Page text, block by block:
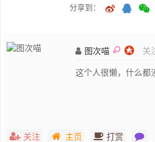
分享到：
图次喵 关
这个人很懒，什么都
关注 主页 打赏